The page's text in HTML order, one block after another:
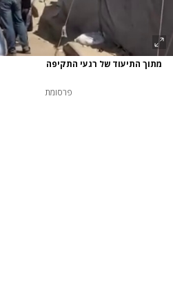
מתוך התיעוד של רגעי התקיפה
פרסומת